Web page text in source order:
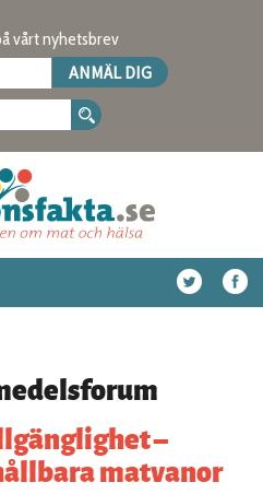
vårt nyhetsbrev
–
matvanor